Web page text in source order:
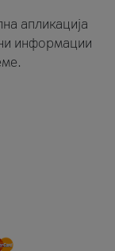
апликација
информации